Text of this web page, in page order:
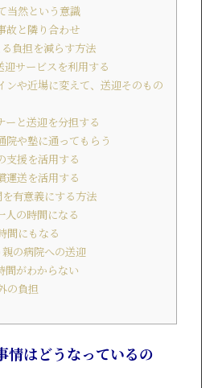
当然という意識
故と隣り合わせ
負担を減らす方法
迎サービスを利用する
ンや近場に変えて、送迎そのもの
ーと送迎を分担する
院や塾に通ってもらう
支援を活用する
運送を活用する
有意義にする方法
人の時間になる
間にもなる
の病院への送迎
間がわからない
の負担
情はどうなっているの